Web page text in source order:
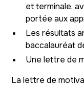
et terminale,
portée aux
Les résultats
baccalauréat
Une lettre de
La lettre de